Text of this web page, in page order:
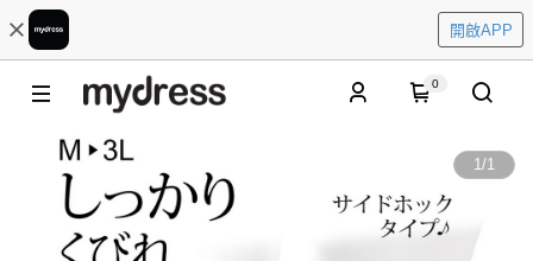
開啟APP
0
1/1